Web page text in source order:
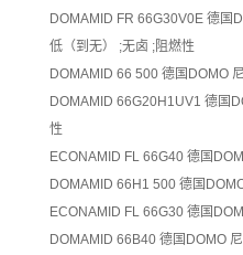
DOMAMID FR 66G30V0E 德国
低（到无） ;无卤 ;阻燃性
DOMAMID 66 500 德国DOMO
DOMAMID 66G20H1UV1 德国
性
ECONAMID FL 66G40 德国
DOMAMID 66H1 500 德国
ECONAMID FL 66G30 德国
DOMAMID 66B40 德国DOMO